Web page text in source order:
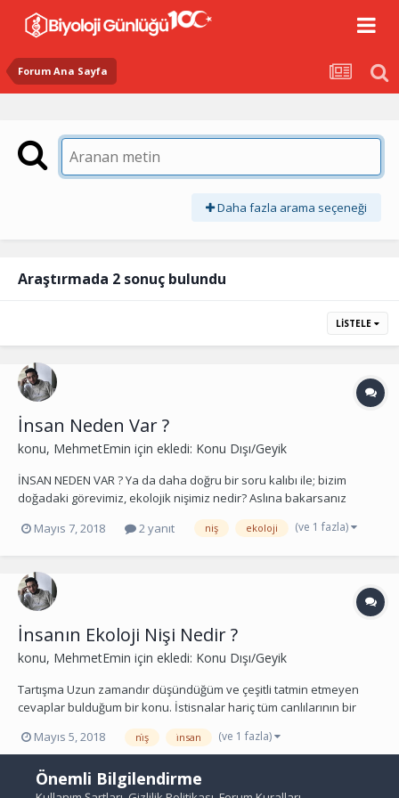
Forum Ana Sayfa
Daha fazla arama seçeneği
Araştırmada 2 sonuç bulundu
LISTELE
İnsan Neden Var ?
konu, MehmetEmin için ekledi: Konu Dışı/Geyik
İNSAN NEDEN VAR ? Ya da daha doğru bir soru kalıbı ile; bizim
doğadaki görevimiz, ekolojik nişimiz nedir? Aslına bakarsanız
araştırma yaptığınızda bir çok kaynaktan çıkan farklı sonuçları
göreceksiniz yani tam bir fikir bütünlüğü yok. Çoğu ‘’bilim’’ sayfası
Mayıs 7, 2018 2 yanıt niş ekoloji (ve 1 fazla)
İnsanın Ekoloji Nişi Nedir ?
konu, MehmetEmin için ekledi: Konu Dışı/Geyik
Tartışma Uzun zamandır düşündüğüm ve çeşitli tatmin etmeyen
cevaplar bulduğum bir konu. İstisnalar hariç tüm canlılarının bir
boyunca hep ilgimi çekmiş ve üzerinde derin düşüncelere daldığım
Mayıs 5, 2018 ni̇ş i̇nsan (ve 1 fazla)
Önemli Bilgilendirme